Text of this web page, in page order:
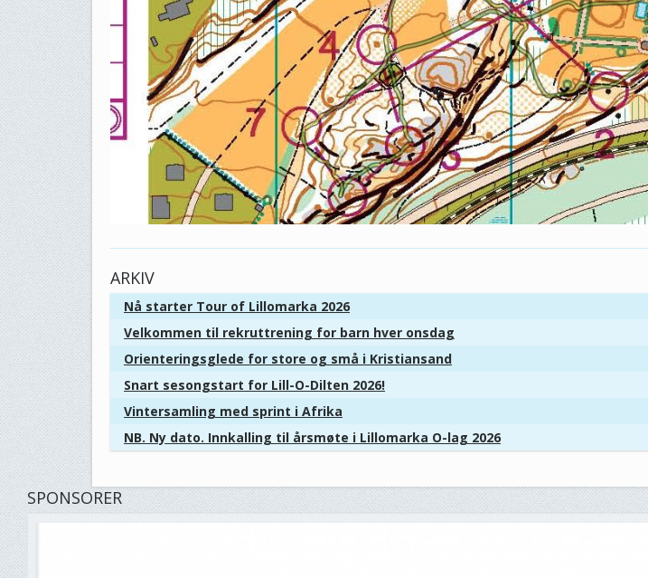
ARKIV
Nå starter Tour of Lillomarka 2026
Velkommen til rekruttrening for barn hver onsdag
Orienteringsglede for store og små i Kristiansand
Snart sesongstart for Lill-O-Dilten 2026!
Vintersamling med sprint i Afrika
NB. Ny dato. Innkalling til årsmøte i Lillomarka O-lag 2026
SPONSORER